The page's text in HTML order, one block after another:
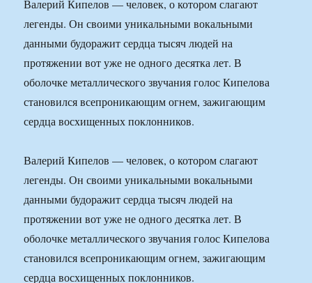
Валерий Кипелов — человек, о котором слагают
легенды. Он своими уникальными вокальными
данными будоражит сердца тысяч людей на
протяжении вот уже не одного десятка лет. В
оболочке металлического звучания голос Кипелова
становился всепроникающим огнем, зажигающим
сердца восхищенных поклонников.
Валерий Кипелов — человек, о котором слагают
легенды. Он своими уникальными вокальными
данными будоражит сердца тысяч людей на
протяжении вот уже не одного десятка лет. В
оболочке металлического звучания голос Кипелова
становился всепроникающим огнем, зажигающим
сердца восхищенных поклонников.